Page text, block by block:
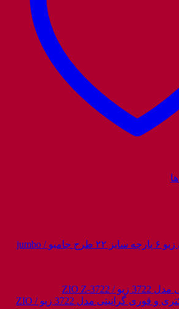
سرویس قابلمه گرانیتی زیو ۶ پارچه سایز ۲۲ طرح جامبو / jumbo